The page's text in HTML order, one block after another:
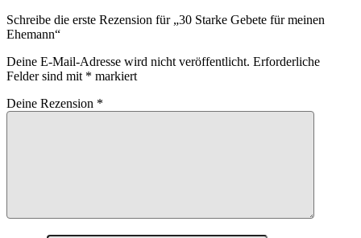
Schreibe die erste Rezension für „30 Starke Gebete für meinen
Ehemann“
Deine E-Mail-Adresse wird nicht veröffentlicht. Erforderliche
Felder sind mit * markiert
Deine Rezension *